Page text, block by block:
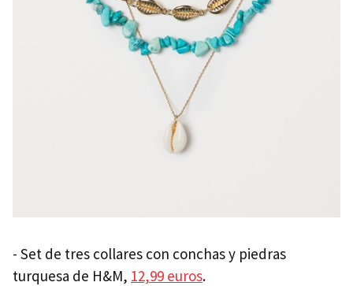
- Set de tres collares con conchas y piedras
turquesa de H&M, 12,99 euros.